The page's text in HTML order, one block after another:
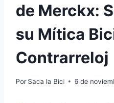
de Merckx:
su Mítica
Contrarreloj
Por Saca la Bici 6 de